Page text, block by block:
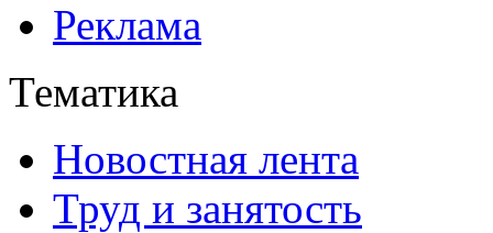
Реклама
Тематика
Новостная лента
Труд и занятость